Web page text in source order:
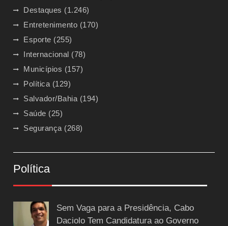
Destaques (1.246)
Entretenimento (170)
Esporte (255)
Internacional (78)
Municípios (157)
Política (129)
Salvador/Bahia (194)
Saúde (25)
Segurança (268)
Política
Sem Vaga para a Presidência, Cabo
Daciolo Tem Candidatura ao Governo